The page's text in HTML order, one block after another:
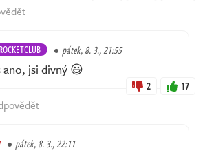
ROCKETCLUB pátek, 8. 3., 21:55
jsi divný 😃
2 17
pátek, 8. 3., 22:11